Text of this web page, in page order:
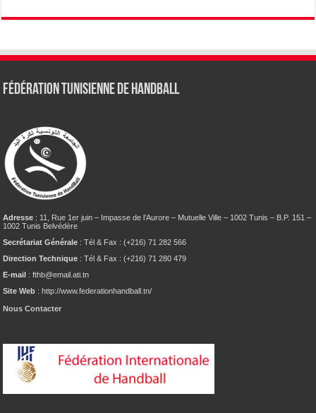
Fédération tunisienne de Handball
Adresse : 11, Rue 1er juin – Impasse de l’Aurore – Mutuelle Ville – 1002 Tunis – B.P. 151 –
1002 Tunis Belvédère
Secrétariat Générale : Tél & Fax : (+216) 71 282 566
Direction Technique : Tél & Fax : (+216) 71 280 479
E-mail : fthb@email.ati.tn
Site Web : http://www.federationhandball.tn/
Nous Contacter